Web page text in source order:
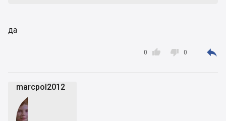
да

0  0 
marcpol2012